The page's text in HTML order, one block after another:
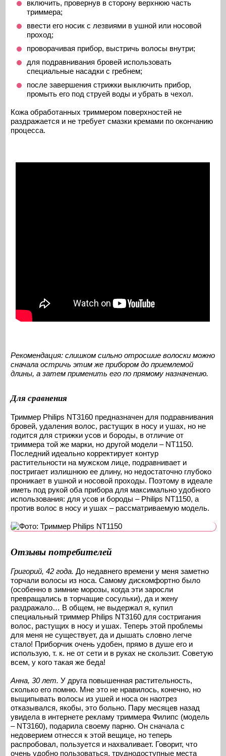
включить, провернув в сторону верхнюю часть
триммера;
ввести его носик с лезвиями в ушной или носовой
проход;
проворачивая прибор, выстричь волосы внутри;
для подравнивания бровей использовать
специальные насадки с гребнем;
после завершения стрижки выключить прибор,
промыть его под струей воды и убрать в чехол.
Кожа обработанных триммером поверхностей не
раздражается и не требует смазки кремами по окончанию
процесса.
Рекомендация: слишком сильно отросшие волоски можно
сначала остричь этим же прибором до приемлемой
длины, а затем применить его по прямому назначению.
Для сравнения
Триммер Philips NT3160 предназначен для подравнивания
бровей, удаления волос, растущих в носу и ушах, но не
годится для стрижки усов и бороды, в отличие от
триммера той же марки, но другой модели – NT1150.
Последний идеально корректирует контур
растительности на мужском лице, подравнивает и
постригает излишнюю ее длину, но недостаточно глубоко
проникает в ушной и носовой проходы. Поэтому в идеале
иметь под рукой оба прибора для максимально удобного
использования: для усов и бороды – Philips NT1150, а
против волос в носу и ушах – рассматриваемую модель.
Отзывы потребителей
Григорий, 42 года.До недавнего времени у меня заметно
торчали волосы из носа. Самому дискомфортно было
(особенно в зимние морозы, когда эти заросли
превращались в торчащие сосульки), да и жену
раздражало… В общем, не выдержал я, купил
специальный триммер Philips NT3160 для состригания
волос, растущих в носу и ушах. Теперь этой проблемы
для меня не существует, да и дышать словно легче
стало! Приборчик очень удобен, прямо в душе его и
использую, т. к. не от сети и в руках не скользит. Советую
всем, у кого такая же беда!
Анна, 30 лет. У друга повышенная растительность,
сколько его помню. Мне это не нравилось, конечно, но
выщипывать волосы из ушей и носа он наотрез
отказывался, якобы, это больно. Пару месяцев назад
увидела в интернете рекламу триммера Филипс (модель
– NT3160), подарила своему парню. Он сначала с
недоверием отнесся к этой вещице, но теперь
распробовал, пользуется и нахваливает. Говорит, что
очень удобно пользоваться, труднодоступные места